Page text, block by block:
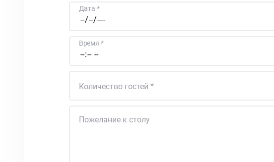
Дата
Время
Количество гостей
Пожелание к столу